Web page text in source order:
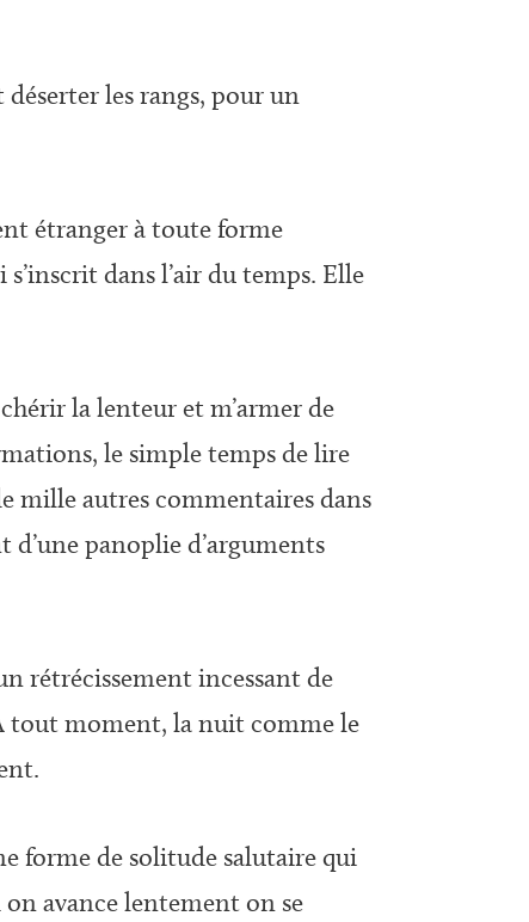
les rangs, pour un
étranger à toute forme
dans l’air du temps. Elle
la lenteur et m’armer de
le simple temps de lire
mille autres commentaires dans
d’une panoplie d’arguments
rétrécissement incessant de
tout moment, la nuit comme le
forme de solitude salutaire qui
on avance lentement on se